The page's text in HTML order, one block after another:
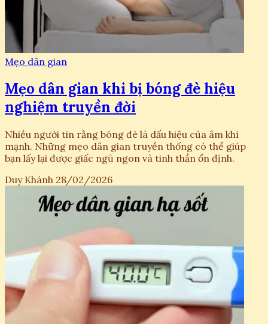
Mẹo dân gian
Mẹo dân gian khi bị bóng đè hiệu
nghiệm truyền đời
Nhiều người tin rằng bóng đè là dấu hiệu của âm khí
mạnh. Những mẹo dân gian truyền thống có thể giúp
bạn lấy lại được giấc ngủ ngon và tinh thần ổn định.
Duy Khánh 28/02/2026